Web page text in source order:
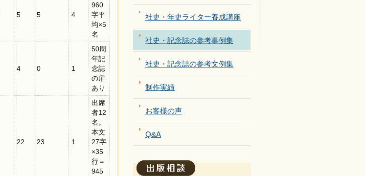
5 5 4
960
字平
均×5
名
4 0 1
50周
年記
念誌
の扉
あり
22 23 1
出席
者12
名。
本文
27字
×35
行＝
945
社史・年史ライター養成講座
社史・記念誌の参考事例集
社史・記念誌の参考文例集
制作実績
お客様の声
Q&A